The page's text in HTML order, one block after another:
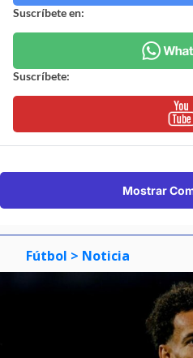
Suscríbete en:
Suscríbete:
Mostrar
Fútbol > Noticia